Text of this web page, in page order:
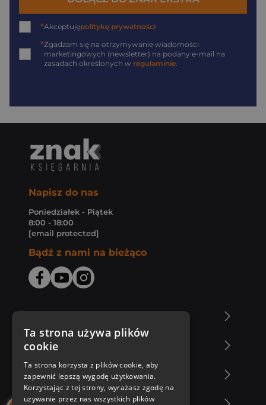
*Akceptujępolitykę prywatności
*Zgadzam się na otrzymywanie wiadomości
marketingowych (newsletter) na podany e-mail na
zasadach określonych w regulaminie
Napisz do nas
Poniedziałek - Piątek
8:00 - 18:00
[email protected]
Bądź z nami na bieżąco
Zakupy u nas
Nasza oferta
Ta strona używa plików
cookie
Ta strona korzysta z plików cookie, aby
zapewnić lepszą wygodę użytkowania.
Korzystając z tej strony, wyrażasz zgodę na
używanie przez nas wszystkich plików